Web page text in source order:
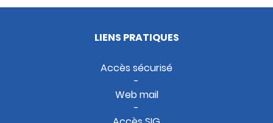
LIENS PRATIQUES
Accès sécurisé
Web mail